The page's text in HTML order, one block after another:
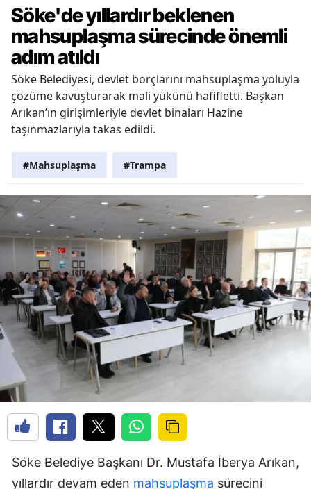
Söke'de yıllardır beklenen
mahsuplaşma sürecinde önemli
adım atıldı
Söke Belediyesi, devlet borçlarını mahsuplaşma yoluyla
çözüme kavuşturarak mali yükünü hafifletti. Başkan
Arıkan’ın girişimleriyle devlet binaları Hazine
taşınmazlarıyla takas edildi.
#Mahsuplaşma #Trampa
Söke Belediye Başkanı Dr. Mustafa İberya Arıkan,
yıllardır devam eden mahsuplaşma sürecini